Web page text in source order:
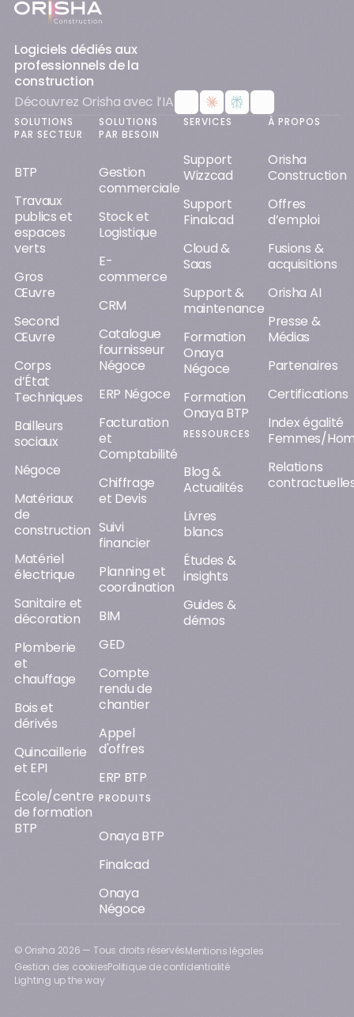
Logiciels dédiés aux
professionnels de la
construction
Découvrez Orisha avec l’IA
SOLUTIONS
PAR SECTEUR
BTP
Travaux
publics et
espaces
verts
Gros
Œuvre
Second
Œuvre
Corps
d’État
Techniques
Bailleurs
sociaux
Négoce
Matériaux
de
construction
Matériel
électrique
Sanitaire et
décoration
Plomberie
et
chauffage
Bois et
dérivés
Quincaillerie
et EPI
École/centre
de formation
BTP
SOLUTIONS
PAR BESOIN
Gestion
commerciale
Stock et
Logistique
E-
commerce
CRM
Catalogue
fournisseur
Négoce
ERP Négoce
Facturation
et
Comptabilité
Chiffrage
et Devis
Suivi
financier
Planning et
coordination
BIM
GED
Compte
rendu de
chantier
Appel
d'offres
ERP BTP
PRODUITS
Onaya BTP
Finalcad
Onaya
Négoce
SERVICES
Support
Wizzcad
Support
Finalcad
Cloud &
Saas
Support &
maintenance
Formation
Onaya
Négoce
Formation
Onaya BTP
RESSOURCES
Blog &
Actualités
Livres
blancs
Études &
insights
Guides &
démos
À PROPOS
Orisha
Construction
Offres
d’emploi
Fusions &
acquisitions
Orisha AI
Presse &
Médias
Partenaires
Certifications
Index égalité
Femmes/
Relations
© Orisha 2026 — Tous droits réservésMentions légales
Gestion des cookiesPolitique de confidentialité
Lighting up the way